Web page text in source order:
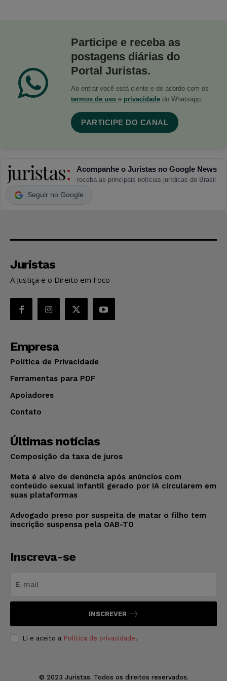
Participe e receba as
postagens diárias do
Portal Juristas.
Ao entrar você está ciente e de acordo com os
termos de uso e privacidade do Whatsapp.
PARTICIPE DO CANAL
Acompanhe o Juristas no Google News
receba as principais notícias jurídicas do Brasil
Seguir no Google
Juristas
A Justiça e o Direito em Foco
Empresa
Política de Privacidade
Ferramentas para PDF
Apoiadores
Contato
Últimas notícias
Composição da taxa de juros
Meta é alvo de denúncia após anúncios com
conteúdo sexual infantil gerado por IA circularem em
suas plataformas
Advogado preso por suspeita de matar o filho tem
inscrição suspensa pela OAB-TO
Inscreva-se
INSCREVER
Li e aceito a Política de privacidade.
© 2023 Juristas. Todos os direitos reservados.